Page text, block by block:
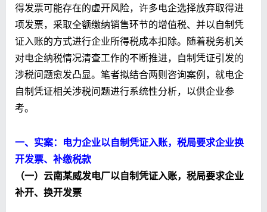
得发票可能存在的虚开风险，许多电企选择放弃取得进
项发票，采取全额缴纳销售环节的增值税、并以自制凭
证入账的方式进行企业所得税成本扣除。随着税务机关
对电企纳税情况清查工作的不断推进，自制凭证引发的
涉税问题愈发凸显。笔者拟结合两则咨询案例，就电企
自制凭证相关涉税问题进行系统性分析，以供企业参
考。
一、实案：电力企业以自制凭证入账，税局要求企业换
开发票、补缴税款
（一） 云南某威发电厂以自制凭证入账，税局要求企业
补开、换开发票